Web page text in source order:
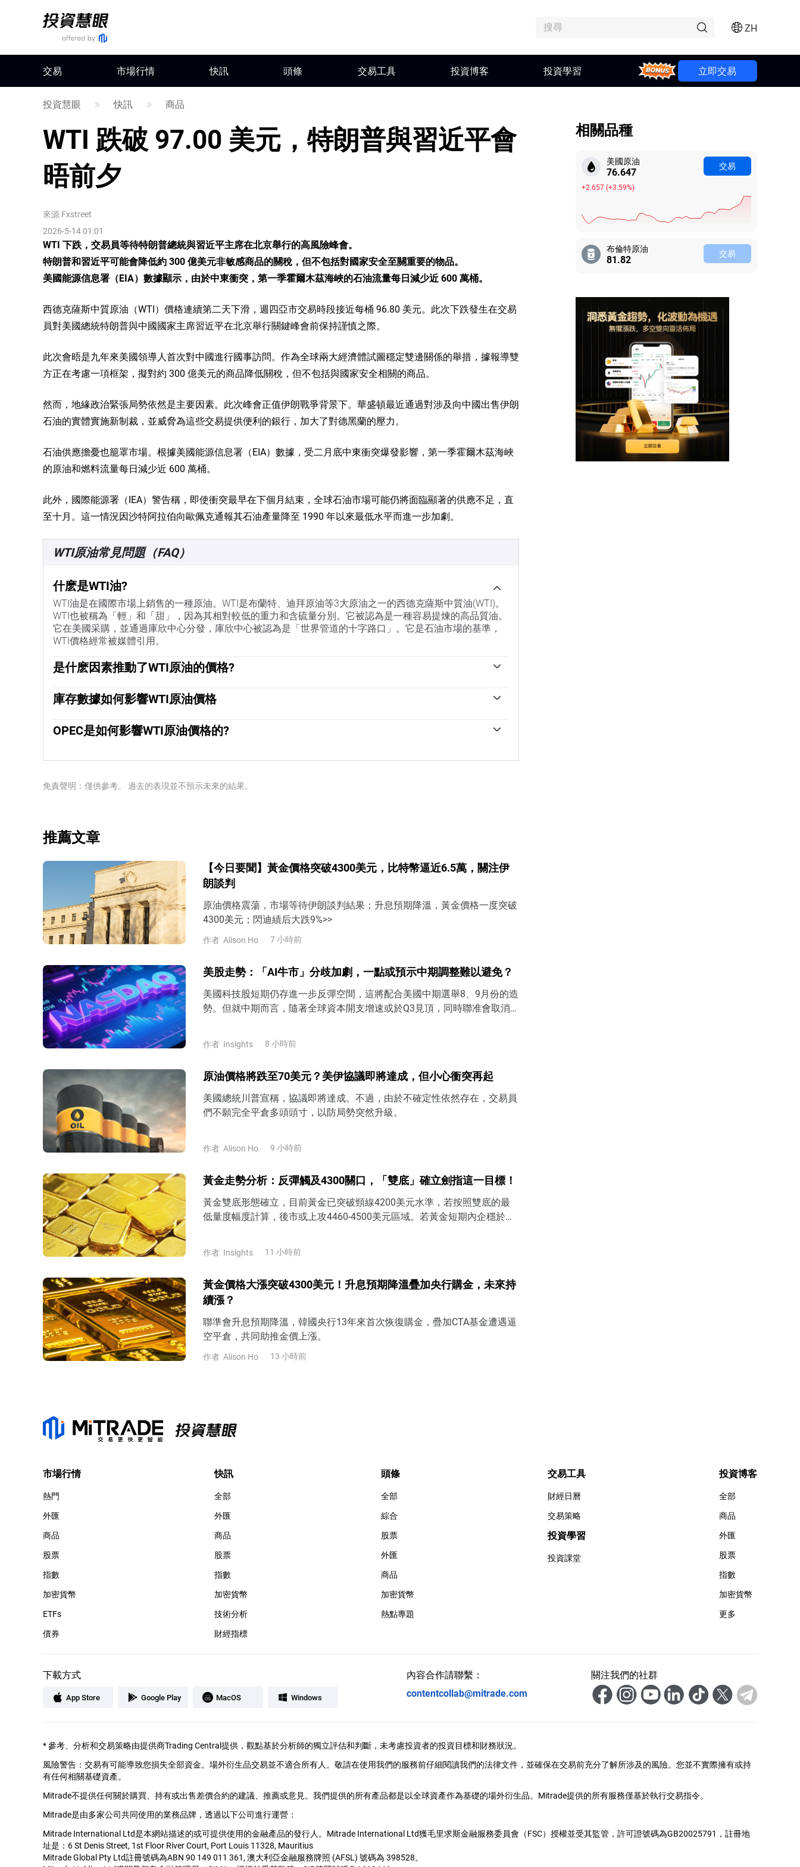
ZH
交易 市場行情 快訊 頭條 交易工具 投資博客 投資學習 Bonus 立即交易
投資慧眼 快訊 商品
WTI 跌破 97.00 美元，特朗普與習近平會
晤前夕
來源 Fxstreet
2026-5-14 01:01
WTI 下跌，交易員等待特朗普總統與習近平主席在北京舉行的高風險峰會。
特朗普和習近平可能會降低約 300 億美元非敏感商品的關稅，但不包括對國家安全至關重要的物品。
美國能源信息署（EIA）數據顯示，由於中東衝突，第一季霍爾木茲海峽的石油流量每日減少近 600 萬桶。
西德克薩斯中質原油（WTI）價格連續第二天下滑，週四亞市交易時段接近每桶 96.80 美元。此次下跌發生在交易
員對美國總統特朗普與中國國家主席習近平在北京舉行關鍵峰會前保持謹慎之際。
此次會晤是九年來美國領導人首次對中國進行國事訪問。作為全球兩大經濟體試圖穩定雙邊關係的舉措，據報導雙
方正在考慮一項框架，擬對約 300 億美元的商品降低關稅，但不包括與國家安全相關的商品。
然而，地緣政治緊張局勢依然是主要因素。此次峰會正值伊朗戰爭背景下。華盛頓最近通過對涉及向中國出售伊朗
石油的實體實施新制裁，並威脅為這些交易提供便利的銀行，加大了對德黑蘭的壓力。
石油供應擔憂也籠罩市場。根據美國能源信息署（EIA）數據，受二月底中東衝突爆發影響，第一季霍爾木茲海峽
的原油和燃料流量每日減少近 600 萬桶。
此外，國際能源署（IEA）警告稱，即使衝突最早在下個月結束，全球石油市場可能仍將面臨顯著的供應不足，直
至十月。這一情況因沙特阿拉伯向歐佩克通報其石油產量降至 1990 年以來最低水平而進一步加劇。
WTI原油常見問題（FAQ）
什麽是WTI油?
WTI油是在國際市場上銷售的一種原油。WTI是布蘭特、迪拜原油等3大原油之一的西德克薩斯中質油(WTI)。
WTI也被稱為「輕」和「甜」，因為其相對較低的重力和含硫量分別。它被認為是一種容易提煉的高品質油。
它在美國采購，並通過庫欣中心分發，庫欣中心被認為是「世界管道的十字路口」。它是石油市場的基準，
WTI價格經常被媒體引用。
是什麽因素推動了WTI原油的價格?
之亦然，導致全球增長疲軟。政治不穩定、戰爭和製裁可能會擾亂供應並影響價格。主要產油國組成的石油
元交易，因此美元疲軟可以使石油更便宜，反之亦然。
庫存數據如何影響WTI原油價格
需的波動。如果數據顯示庫存下降，則可能表明需求增加，從而推高油價。庫存增加可以反映供應增加，從
而壓低價格。空氣汙染指數的報告每周二發布，環境影響評估報告於周二發布。它們的結果通常是相似的，
OPEC是如何影響WTI原油價格的?
他們的決定經常影響WTI原油價格。當歐佩克決定降低配額時，它可以收緊供應，推高油價。當歐佩克增加產
註目的是俄羅斯。
免責聲明：僅供參考。 過去的表現並不預示未來的結果。
推薦文章
【今日要聞】黃金價格突破4300美元，比特幣逼近6.5萬，關注伊
朗談判
原油價格震蕩，市場等待伊朗談判結果；升息預期降溫，黃金價格一度突破
4300美元；閃迪績后大跌9%>>
作者 Alison Ho 7 小時前
美股走勢：「AI牛市」分歧加劇，一點或預示中期調整難以避免？
美國科技股短期仍存進一步反彈空間，這將配合美國中期選舉8、9月份的造
勢。但就中期而言，隨著全球資本開支增速或於Q3見頂，同時聯准會取消
作者 Insights 8 小時前
原油價格將跌至70美元？美伊協議即將達成，但小心衝突再起
美國總統川普宣稱，協議即將達成。不過，由於不確定性依然存在，交易員
們不願完全平倉多頭頭寸，以防局勢突然升級。
作者 Alison Ho 9 小時前
黃金走勢分析：反彈觸及4300關口，「雙底」確立劍指這一目標！
黃金雙底形態確立，目前黃金已突破頸線4200美元水準，若按照雙底的最
低量度幅度計算，後市或上攻4460-4500美元區域。若黃金短期內企穩於
作者 Insights 11 小時前
黃金價格大漲突破4300美元！升息預期降溫疊加央行購金，未來持
續漲？
聯準會升息預期降溫，韓國央行13年來首次恢復購金，疊加CTA基金遭遇逼
空平倉，共同助推金價上漲。
作者 Alison Ho 13 小時前
相關品種
美國原油
76.646
+2.656(+3.59%)
交易
布倫特原油
81.87 交易
市場行情
熱門
外匯
商品
股票
指數
加密貨幣
ETFs
債券
快訊
全部
外匯
商品
股票
指數
加密貨幣
技術分析
財經指標
頭條
全部
綜合
股票
外匯
商品
加密貨幣
熱點專題
交易工具
財經日曆
交易策略
投資學習
投資課堂
投資博客
全部
商品
外匯
股票
指數
加密貨幣
更多
下載方式
App Store Google Play MacOS Windows
內容合作請聯繫：
contentcollab@mitrade.com
關注我們的社群
*參考、分析和交易策略由提供商Trading Central提供，觀點基於分析師的獨立評估和判斷，未考慮投資者的投資目標和財務狀況。
風險警告：交易有可能導致您損失全部資金。場外衍生品交易並不適合所有人。敬請在使用我們的服務前仔細閱讀我們的法律文件，並確保在交易前充分了解所涉及的風險。您並不實際擁有或持
有任何相關基礎資產。
Mitrade不提供任何關於購買、持有或出售差價合約的建議、推薦或意見。我們提供的所有產品都是以全球資產作為基礎的場外衍生品。Mitrade提供的所有服務僅基於執行交易指令。
Mitrade是由多家公司共同使用的業務品牌，透過以下公司進行運營：
Mitrade International Ltd是本網站描述的或可提供使用的金融產品的發行人。Mitrade International Ltd獲毛里求斯金融服務委員會（FSC）授權並受其監管，許可證號碼為GB20025791，註冊地
址是：6 St Denis Street, 1st Floor River Court, Port Louis 11328, Mauritius
Mitrade Global Pty Ltd註冊號碼為ABN 90 149 011 361, 澳大利亞金融服務牌照 (AFSL) 號碼為 398528。